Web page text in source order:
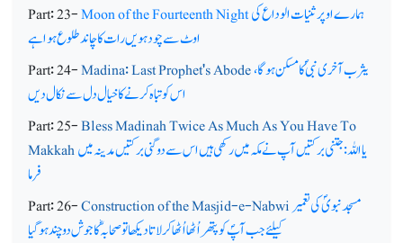
Part: 23-Moon of the Fourteenth Nightہمارے اوپر ثنیات الوداع کی
اوٹ سے چودہویں رات کا چاند طلوع ہوا ہے
Part: 24-Madina: Last Prophet's Abodeیثرب آخری نبیؐ کا مسکن ہوگا،
اس کو تباہ کرنے کا خیال دل سے نکال دیں
Part: 25-Bless Madinah Twice As Much As You Have To
Makkahیا اللہ: جتنی برکتیں آپ نے مکہ میں رکھی ہیں اس سے دوگنی برکتیں مدینہ میں
فرما
Part: 26-Construction of the Masjid-e-Nabwiمسجد نبویؐ کی تعمیر
کیلئے جب آپؐ کو پتھر اُٹھا اُٹھا کر لاتا دیکھا تو صحابہؓ کا جوش دوچند ہو گیا